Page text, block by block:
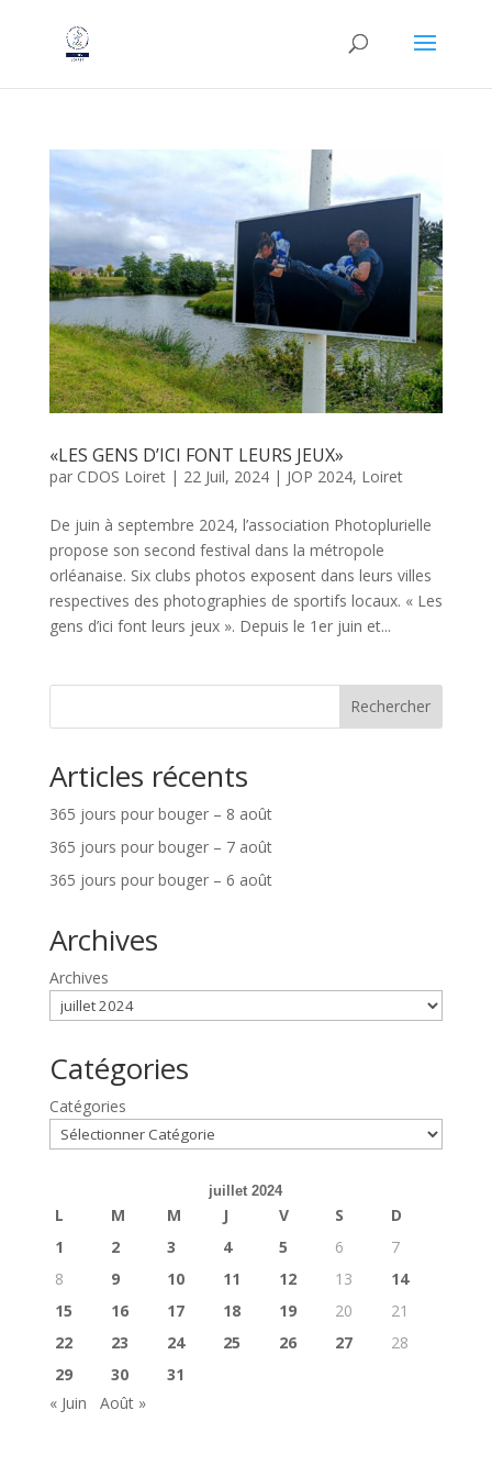
«LES GENS D’ICI FONT LEURS JEUX»
par CDOS Loiret| 22 Juil, 2024| JOP 2024, Loiret
De juin à septembre 2024, l’association Photoplurielle
propose son second festival dans la métropole
orléanaise. Six clubs photos exposent dans leurs villes
respectives des photographies de sportifs locaux. « Les
gens d’ici font leurs jeux ». Depuis le 1er juin et...
Rechercher
Articles récents
365 jours pour bouger – 8 août
365 jours pour bouger – 7 août
365 jours pour bouger – 6 août
Archives
Archives
Catégories
Catégories
juillet 2024
L M M J V S
D
1
2 3 4 5 6
7
8
9 10 11 12 13
14
15
16 17 18 19 20
21
22
23 24 25 26 27
28
29
30
31
« Juin
Août »